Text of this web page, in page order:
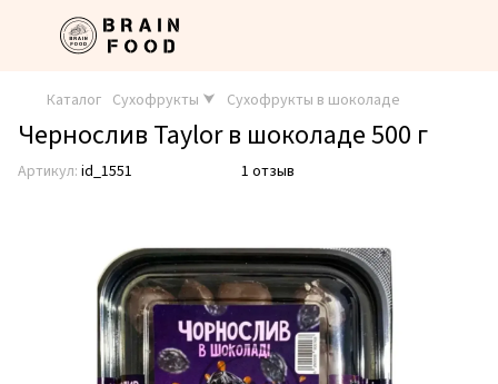
Каталог Сухофрукты ⮟ Сухофрукты в шоколаде
Чернослив Taylor в шоколаде 500 г
Артикул: id_1551 1 отзыв